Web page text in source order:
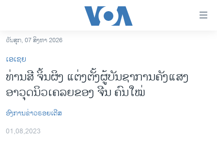
ເຂົ້າ
ຫາ
ຂ້າມ
ຂ້າມ
ຂ້າມ
ຫາ
ຊອກ
ຄົ້ນ
ລາວ
ອາເມຣິກາ
ການເລືອກຕັ້ງ ປະທານາທີບໍດີ ສະຫະລັດ 2024
ຂ່າວ​ຈີນ
ໂລກ
ວັນສຸກ, 07 ສິງຫາ 2026
ເອເຊຍ
ທ່ານສີ ຈິ້ນຜິງ ແຕ່ງຕັ້ງຜູ້ບັນຊາການຄັງແສງ
ອາວຸດນິວເຄລຍຂອງ ຈີນ ຄົນໃໝ່
ອົງການຂ່າວຣອຍເຕີສ
01,08,2023